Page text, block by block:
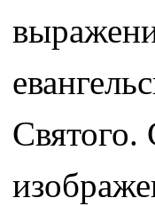
Святого.